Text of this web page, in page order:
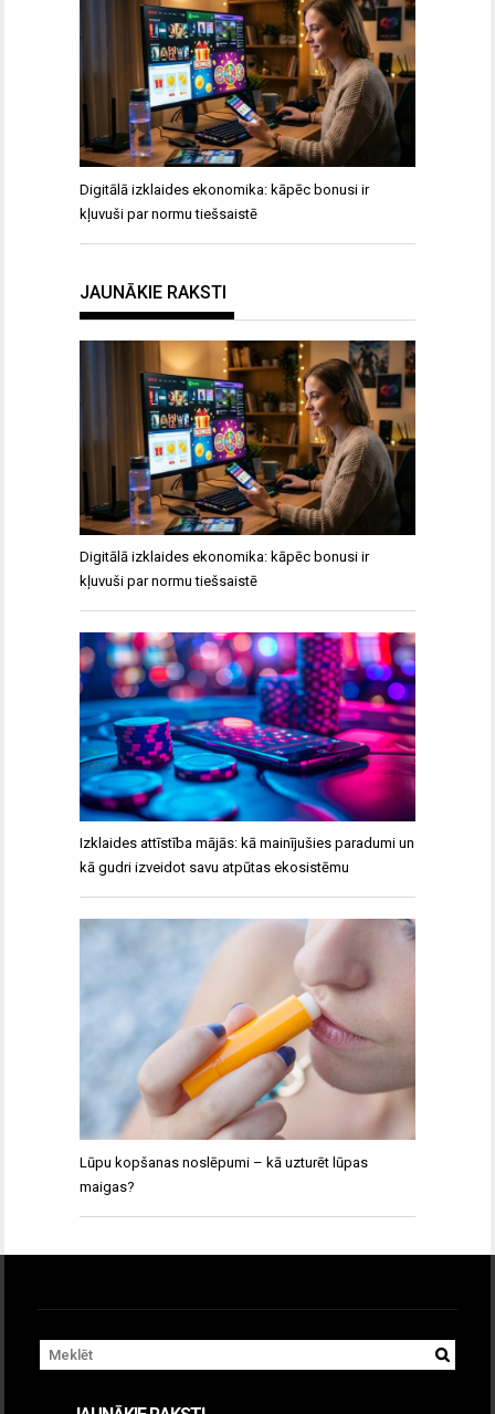
Digitālā izklaides ekonomika: kāpēc bonusi ir
kļuvuši par normu tiešsaistē
JAUNĀKIE RAKSTI
Digitālā izklaides ekonomika: kāpēc bonusi ir
kļuvuši par normu tiešsaistē
Izklaides attīstība mājās: kā mainījušies paradumi un
kā gudri izveidot savu atpūtas ekosistēmu
Lūpu kopšanas noslēpumi – kā uzturēt lūpas
maigas?